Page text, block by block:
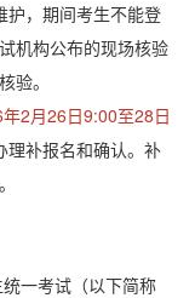
护，期间考生不能登
机构公布的现场核验
验。
2月26日9:00至28日
理补报名和确认。补
一考试（以下简称